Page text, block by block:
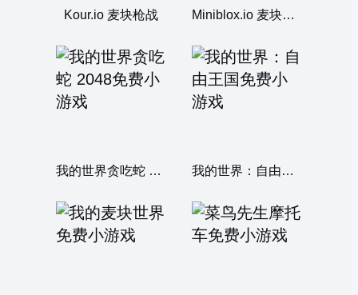
Kour.io 麦块枪战 Miniblox.io 麦块战地
我的世界贪吃蛇 2048 我的世界：自由王国